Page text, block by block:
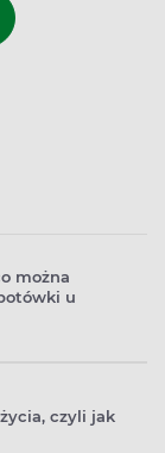
można
u
czyli jak